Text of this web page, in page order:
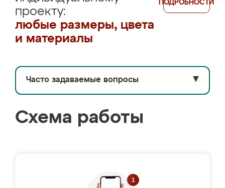
проекту:
любые размеры, цвета
и материалы
ПОДРОБНОСТИ
Часто задаваемые вопросы ▼
Схема работы